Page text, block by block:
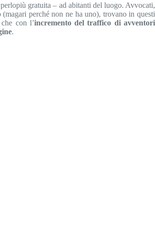
gratuita – ad abitanti del luogo. Avvocati,
perché non ne ha uno), trovano in questi
con l’incremento del traffico di avventori
.